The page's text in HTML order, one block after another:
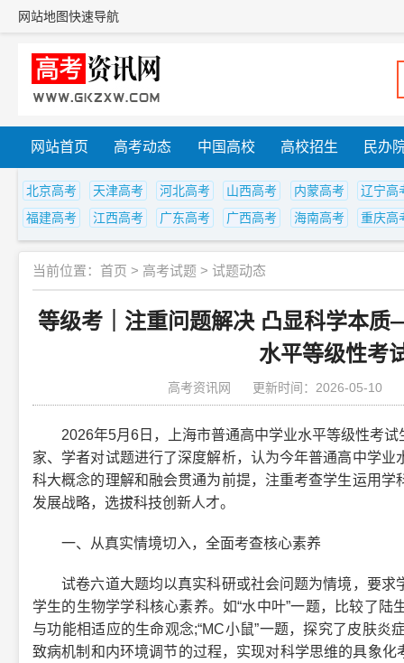
网站地图快速导航
网站首页 高考动态 中国高校 高校招生 民办
北京高考 天津高考 河北高考 山西高考 内蒙高考
辽宁高
福建高考
江西高考 广东高考 广西高考 海南高考 重庆高
当前位置： 首页 > 高考试题 > 试题动态
等级考｜注重问题解决 凸显科学本
水平等级性考
高考资讯网 更新时间：2026-05-10
2026年5月6日，上海市普通高中学业水平等级性考试
家、学者对试题进行了深度解析，认为今年普通高中学
科大概念的理解和融会贯通为前提，注重考查学生运用
发展战略，选拔科技创新人才。
一、从真实情境切入，全面考查核心素养
试卷六道大题均以真实科研或社会问题为情境，要求
学生的生物学学科核心素养。如“水中叶”一题，比较了
与功能相适应的生命观念;“MC小鼠”一题，探究了皮肤
致病机制和内环境调节的过程，实现对科学思维的具象